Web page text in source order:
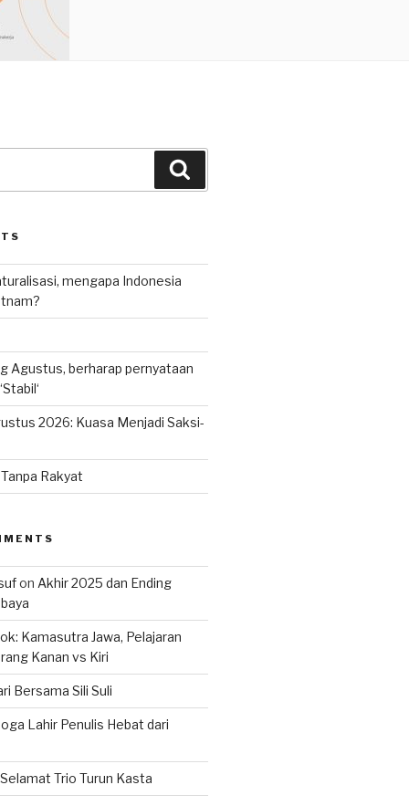
mengapa Indonesia
Agustus, berharap pernyataan
2026: Kuasa Menjadi Saksi-
Rakyat
on Akhir 2025 dan Ending
Kamasutra Jawa, Pelajaran
Kanan vs Kiri
Bersama Sili Suli
Lahir Penulis Hebat dari
Selamat Trio Turun Kasta